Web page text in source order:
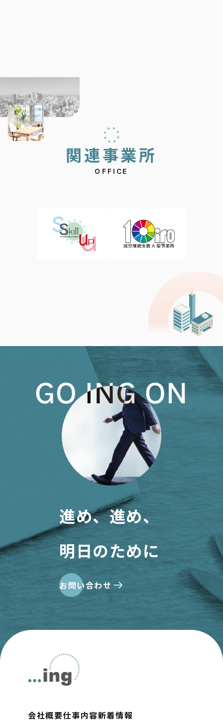
関連事業所
OFFICE
進め、進め、
明日のために
お問い合わせ
会社概要仕事内容新着情報